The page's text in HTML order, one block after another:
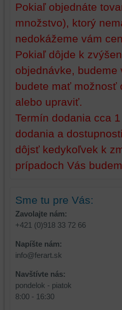
Pokiaľ objednáte
množstvo), ktorý
nedokážeme vám
Pokiaľ dôjde k
objednávke,
budete mať možnosť
alebo upraviť.
Termín dodania cca
dodania a
dôjsť kedykoľvek k
prípadoch Vás
Sme tu pre Vás:
Zavolajte nám:
+421 (0)918 33 72 66
Napíšte nám:
info@ferart.sk
Navštívte nás:
pondelok - piatok
8:00 - 16:30
bez
používať
skripty
a/alebo
zdroje
tretích
strán,
atď.